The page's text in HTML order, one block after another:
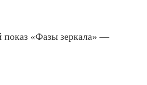
«Фазы зеркала» —